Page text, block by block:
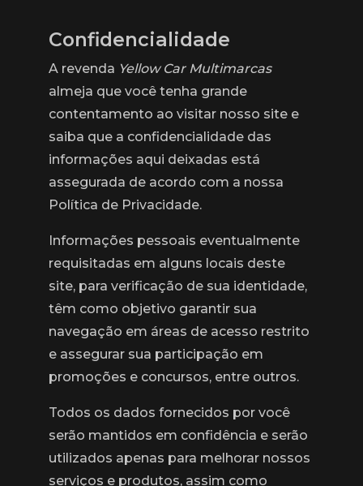
Confidencialidade
A revenda Yellow Car Multimarcas
almeja que você tenha grande
contentamento ao visitar nosso site e
saiba que a confidencialidade das
informações aqui deixadas está
assegurada de acordo com a nossa
Política de Privacidade.
Informações pessoais eventualmente
requisitadas em alguns locais deste
site, para verificação de sua identidade,
têm como objetivo garantir sua
navegação em áreas de acesso restrito
e assegurar sua participação em
promoções e concursos, entre outros.
Todos os dados fornecidos por você
serão mantidos em confidência e serão
utilizados apenas para melhorar nossos
serviços e produtos, assim como